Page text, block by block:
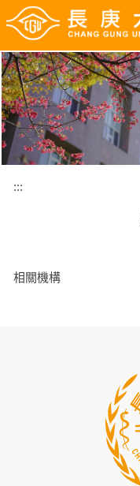
跳
到
要
內
容
區
:::
相關機構